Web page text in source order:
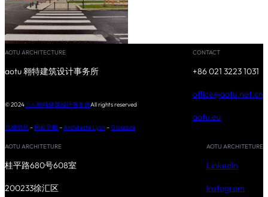
AOTU ARCHITECTURE
aotu 翱特建筑设计事务所
© 2024aotu翱特建筑设计事务所All rights reserved
法律信息 – 网站导航–Architecte Lyon–Glossaire
CONTACT
+86 021 3223 1031
office@aotu.net.cn
aotu.eu
AOTU ARCHITETURE
桂平路680号608室
200233徐汇区
AOTU ARCHITETURE
LinkedIn
Instagram